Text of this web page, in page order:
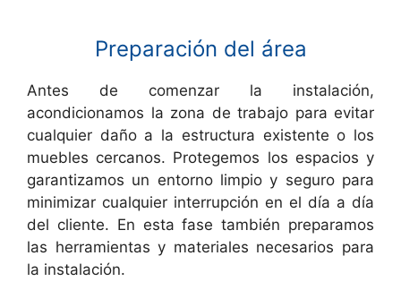
Preparación del área
Antes de comenzar la instalación,
acondicionamos la zona de trabajo para evitar
cualquier daño a la estructura existente o los
muebles cercanos. Protegemos los espacios y
garantizamos un entorno limpio y seguro para
minimizar cualquier interrupción en el día a día
del cliente. En esta fase también preparamos
las herramientas y materiales necesarios para
la instalación.